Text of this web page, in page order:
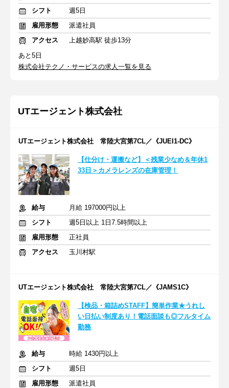
シフト
週5日
雇用形態
派遣社員
アクセス
上越妙高駅 徒歩13分
あと5日
株式会社テクノ・サービスの求人一覧を見る
UTエージェント株式会社
UTエージェント株式会社 常陸大宮第7CL／《JUEI1-DC》
【仕分け・運搬など】＜残業少なめ＆年休1
33日＞カメラレンズの在庫管理！
給与
月給 197000円以上
シフト
週5日以上 1日7.5時間以上
雇用形態
正社員
アクセス
玉川村駅
UTエージェント株式会社 常陸大宮第7CL／《JAMS1C》
【検品・箱詰めSTAFF】簡単作業★うれし
い日払い制度あり！電話面談も◎フルタイム
勤務
給与
時給 1430円以上
シフト
週5日
雇用形態
派遣社員